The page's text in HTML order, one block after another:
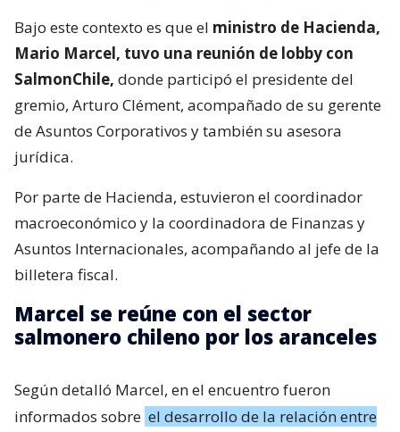
Bajo este contexto es que el ministro de Hacienda,
Mario Marcel, tuvo una reunión de lobby con
SalmonChile, donde participó el presidente del
gremio, Arturo Clément, acompañado de su gerente
de Asuntos Corporativos y también su asesora
jurídica.
Por parte de Hacienda, estuvieron el coordinador
macroeconómico y la coordinadora de Finanzas y
Asuntos Internacionales, acompañando al jefe de la
billetera fiscal.
Marcel se reúne con el sector
salmonero chileno por los aranceles
Según detalló Marcel, en el encuentro fueron
informados sobre el desarrollo de la relación entre